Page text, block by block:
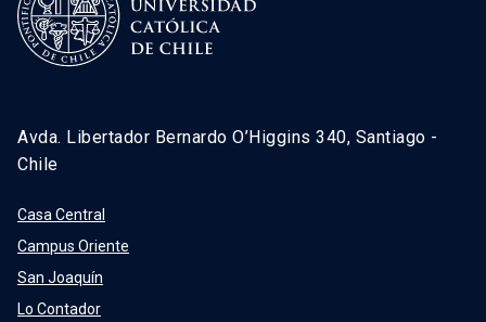
Avda. Libertador Bernardo O’Higgins 340, Santiago -
Chile
Casa Central
Campus Oriente
San Joaquín
Lo Contador